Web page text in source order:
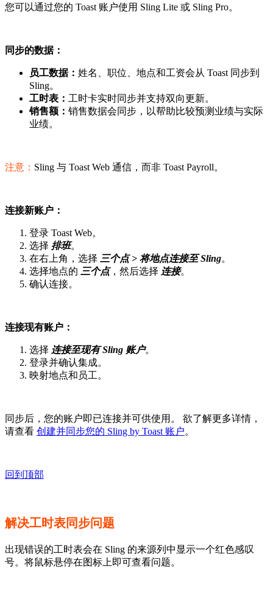
您可以通过您的 Toast 账户使用 Sling Lite 或 Sling Pro。
同步的数据：
员工数据： 姓名、职位、地点和工资会从 Toast 同步到
Sling。
工时表： 工时卡实时同步并支持双向更新。
销售额： 销售数据会同步，以帮助比较预测业绩与实际
业绩。
注意： Sling 与 Toast Web 通信，而非 Toast Payroll。
连接新账户：
登录 Toast Web。
选择 排班。
在右上角，选择 三个点 > 将地点连接至Sling。
选择地点的 三个点，然后选择 连接。
确认连接。
连接现有账户：
选择 连接至现有 Sling 账户。
登录并确认集成。
映射地点和员工。
同步后，您的账户即已连接并可供使用。 欲了解更多详情，
请查看 创建并同步您的 Sling by Toast 账户。
回到顶部
解决工时表同步问题
出现错误的工时表会在 Sling 的来源列中显示一个红色感叹
号。将鼠标悬停在图标上即可查看问题。